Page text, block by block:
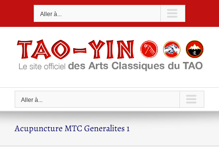
Aller à...
Aller à...
Acupuncture MTC Generalites 1